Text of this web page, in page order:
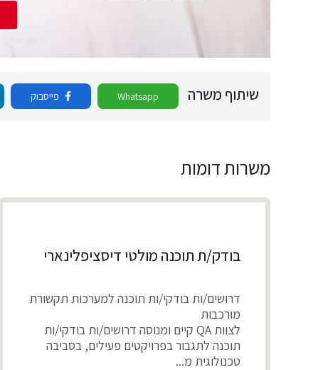
שיתוף משרה Whatsapp פייסבוק
משרות דומות
בודק/ת תוכנה מולטי דיסציפלינארי
דרושים/ות בודקי/ות תוכנה למערכות תקשורת
מורכבות
לצוות QA קיים ומנוסה דרושים/ות בודקי/ות
תוכנה לתגבור בפרויקטים פעילים, בסביבה
טכנולוגית מ...